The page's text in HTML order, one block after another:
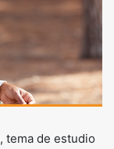
tema de estudio